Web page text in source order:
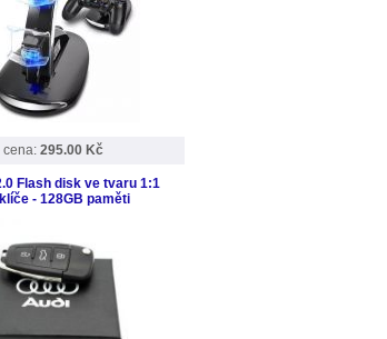
cena: 295.00 Kč
Flash disk ve tvaru 1:1
- 128GB paměti